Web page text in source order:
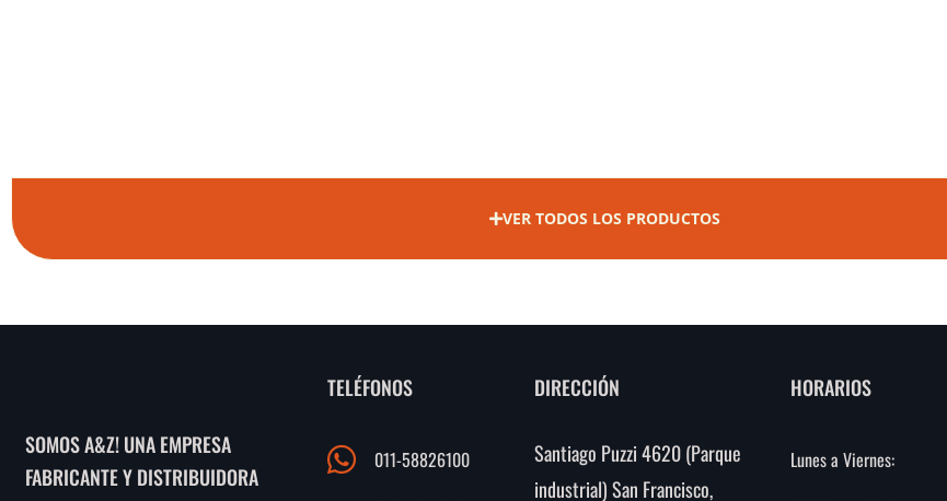
VER TODOS LOS PRODUCTOS
SOMOS A&Z! UNA EMPRESA
FABRICANTE Y DISTRIBUIDORA
TELÉFONOS
011-58826100
DIRECCIÓN
Santiago Puzzi 4620 (Parque
industrial) San Francisco,
HORARIOS
Lunes a Viernes: